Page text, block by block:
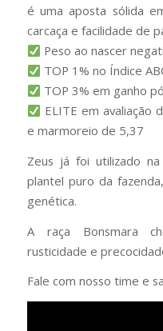
é uma aposta sólida
carcaça e facilidade de
Peso ao nascer
TOP 1% no Índice
TOP 3% em ganho
ELITE em avaliação
e marmoreio de 5,37
Zeus já foi utilizado
plantel puro da
genética.
A raça Bonsmara
rusticidade e
Fale com nosso time e